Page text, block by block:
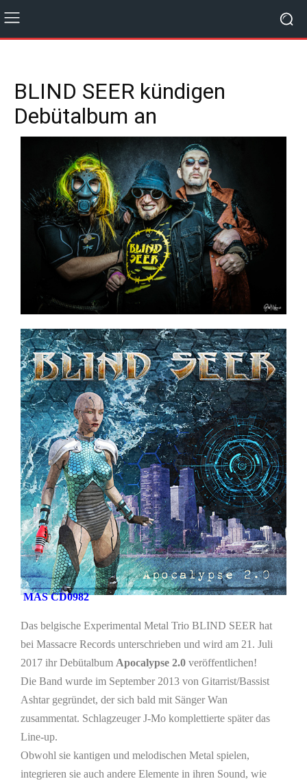
BLIND SEER kündigen
Debütalbum an
MAS CD0982
Das belgische Experimental Metal Trio BLIND SEER hat
bei Massacre Records unterschrieben und wird am 21. Juli
2017 ihr Debütalbum Apocalypse 2.0 veröffentlichen!
Die Band wurde im September 2013 von Gitarrist/Bassist
Ashtar gegründet, der sich bald mit Sänger Wan
zusammentat. Schlagzeuger J-Mo komplettierte später das
Line-up.
Obwohl sie kantigen und melodischen Metal spielen,
integrieren sie auch andere Elemente in ihren Sound, wie